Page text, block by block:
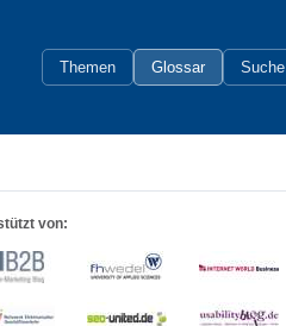
Themen Glossar Suche
von: